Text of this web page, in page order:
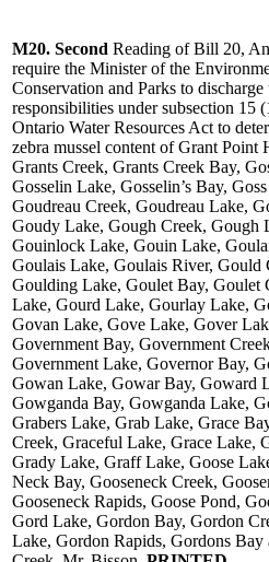
M20. Second Reading of Bill 20,
require the Minister of the
Conservation and Parks to discharge
responsibilities under subsection 15
Ontario Water Resources Act to
zebra mussel content of Grant Point
Grants Creek, Grants Creek Bay,
Gosselin Lake, Gosselin’s Bay,
Goudreau Creek, Goudreau Lake,
Goudy Lake, Gough Creek, Gough
Gouinlock Lake, Gouin Lake,
Goulais Lake, Goulais River, Gould
Goulding Lake, Goulet Bay, Goulet
Lake, Gourd Lake, Gourlay Lake,
Govan Lake, Gove Lake, Gover
Government Bay, Government
Government Lake, Governor Bay,
Gowan Lake, Gowar Bay, Goward
Gowganda Bay, Gowganda Lake,
Grabers Lake, Grab Lake, Grace
Creek, Graceful Lake, Grace Lake,
Grady Lake, Graff Lake, Goose
Neck Bay, Gooseneck Creek,
Gooseneck Rapids, Goose Pond,
Gord Lake, Gordon Bay, Gordon
Lake, Gordon Rapids, Gordons Bay